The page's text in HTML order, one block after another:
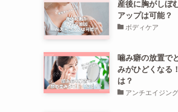
産後に胸がしぼ
アップは可能？
ボディケア
噛み癖の放置で
みがひどくなる
は？
アンチエイジング